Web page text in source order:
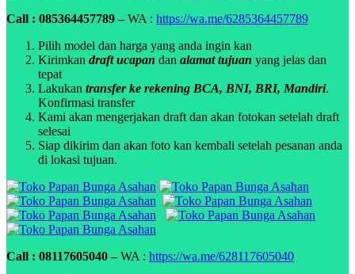
Call : 085364457789 –WA : https://wa.me/6285364457789
Pilih model dan harga yang anda ingin kan
Kirimkan draft ucapan dan alamat tujuan yang jelas dan
tepat
Lakukan transfer ke rekening BCA, BNI, BRI, Mandiri.
Konfirmasi transfer
Kami akan mengerjakan draft dan akan fotokan setelah draft
selesai
Siap dikirim dan akan foto kan kembali setelah pesanan anda
di lokasi tujuan.
Call : 08117605040 –WA : https://wa.me/628117605040